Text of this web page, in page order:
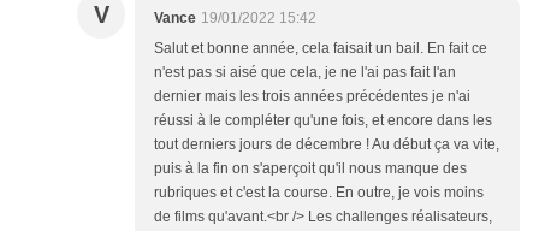
V Vance 19/01/2022 15:42
Salut et bonne année, cela faisait un bail. En fait ce
n'est pas si aisé que cela, je ne l'ai pas fait l'an
dernier mais les trois années précédentes je n'ai
réussi à le compléter qu'une fois, et encore dans les
tout derniers jours de décembre ! Au début ça va vite,
puis à la fin on s'aperçoit qu'il nous manque des
rubriques et c'est la course. En outre, je vois moins
de films qu'avant.<br /> Les challenges réalisateurs,